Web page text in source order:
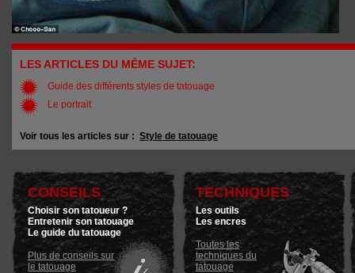
LES ARTICLES DU MÊME SUJET:
Guide des différents styles de tatouage
Le portrait
Voir tous les articles sur : Style de tatouage
CONSEILS
Choisir son tatoueur ?
Entretenir son tatouage
Le guide du tatouage
Plus de conseils sur
le tatouage
TECHNIQUES
Les outils
Les encres
Toutes les
techniques du
tatouage